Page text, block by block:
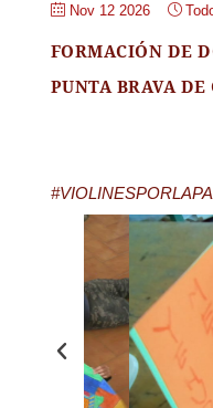
Nov 12 2026
FORMACIÓN DE
PUNTA BRAVA DE